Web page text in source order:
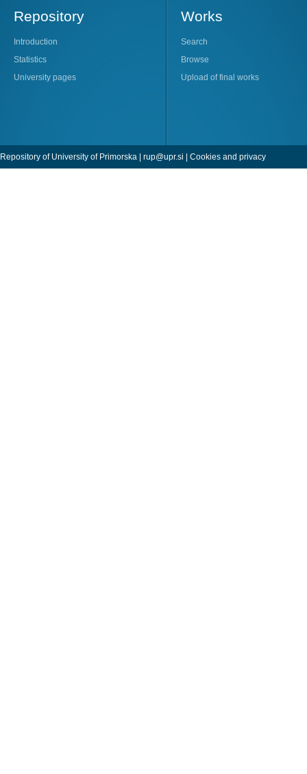
Repository
Introduction
Statistics
University pages
Works
Search
Browse
Upload of final works
Repository of University of Primorska | rup@upr.si | Cookies and privacy